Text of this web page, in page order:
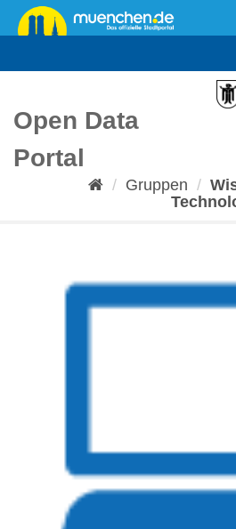
Überspringen
zum
Open Data
Portal
Gruppen